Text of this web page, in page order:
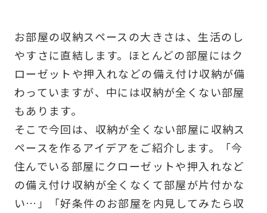
お部屋の収納スペースの大きさは、生活のし
やすさに直結します。ほとんどの部屋にはク
ローゼットや押入れなどの備え付け収納が備
わっていますが、中には収納が全くない部屋
もあります。
そこで今回は、収納が全くない部屋に収納ス
ペースを作るアイデアをご紹介します。「今
住んでいる部屋にクローゼットや押入れなど
の備え付け収納が全くなくて部屋が片付かな
い…」「好条件のお部屋を内見してみたら収